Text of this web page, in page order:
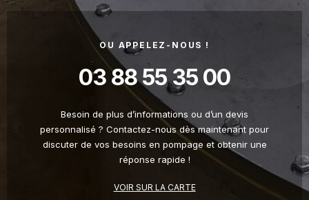
OU APPELEZ-NOUS !
03 88 55 35 00
Besoin de plus d’informations ou d’un devis
personnalisé ? Contactez-nous dès maintenant pour
discuter de vos besoins en pompage et obtenir une
réponse rapide !
VOIR SUR LA CARTE